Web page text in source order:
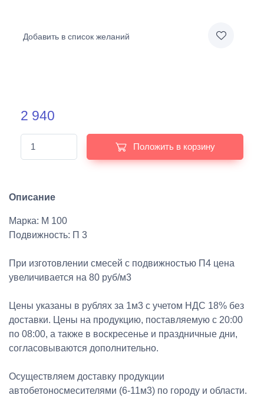
Добавить в список желаний
2 940
Положить в корзину
Описание
Марка: М 100
Подвижность: П 3
При изготовлении смесей с подвижностью П4 цена
увеличивается на 80 руб/м3
Цены указаны в рублях за 1м3 с учетом НДС 18% без
доставки. Цены на продукцию, поставляемую с 20:00
по 08:00, а также в воскресенье и праздничные дни,
согласовываются дополнительно.
Осуществляем доставку продукции
автобетоносмесителями (6-11м3) по городу и области.